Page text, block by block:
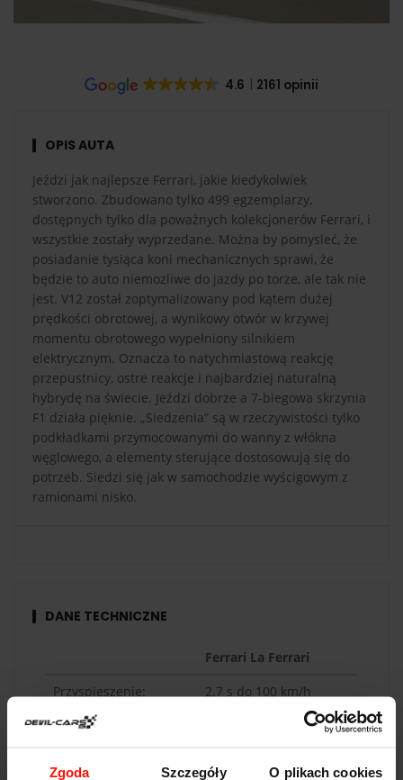
Zgoda Szczegóły O plikach cookies
4.6 2161 opinii
OPIS AUTA
Jeździ jak najlepsze Ferrari, jakie kiedykolwiek
stworzono. Zbudowano tylko 499 egzemplarzy,
dostępnych tylko dla poważnych kolekcjonerów Ferrari, i
wszystkie zostały wyprzedane. Można by pomysleć, że
posiadanie tysiąca koni mechanicznych sprawi, że
będzie to auto niemozliwe do jazdy po torze, ale tak nie
jest. V12 został zoptymalizowany pod kątem dużej
prędkości obrotowej, a wynikowy otwór w krzywej
momentu obrotowego wypełniony silnikiem
elektrycznym. Oznacza to natychmiastową reakcję
przepustnicy, ostre reakcje i najbardziej naturalną
hybrydę na świecie. Jeździ dobrze a 7-biegowa skrzynia
F1 działa pięknie. „Siedzenia” są w rzeczywistości tylko
podkładkami przymocowanymi do wanny z włókna
węglowego, a elementy sterujące dostosowują się do
potrzeb. Siedzi się jak w samochodzie wyścigowym z
ramionami nisko.
DANE TECHNICZNE
Ferrari La Ferrari
Przyspieszenie:
2.7 s do 100 km/h
Prędkość max: